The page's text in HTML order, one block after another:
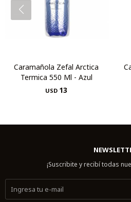
Caramañola Zefal Arctica
Termica 550 Ml - Azul
USD 13
¡Suscribite y recibí todas